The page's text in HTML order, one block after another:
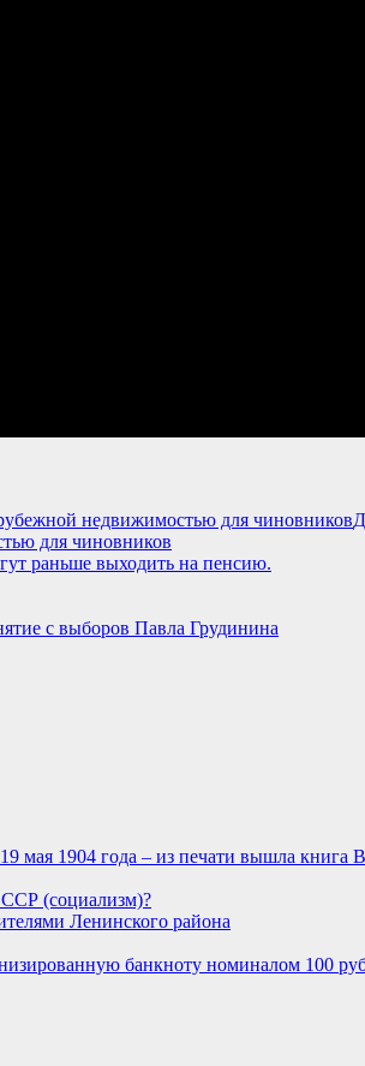
для чиновников
раньше выходить на пенсию.
с выборов Павла Грудинина
19 мая 1904 года – из печати вышла
(социализм)?
Ленинского района
банкноту номиналом 100